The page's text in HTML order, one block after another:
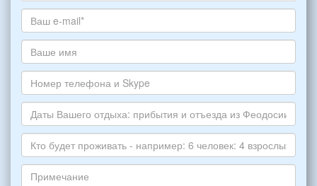
Какое
жилье
хотите
снять,
укажите
пожалуйста
НОМЕР
варианта:
*
Ваш
адрес
электронной
почты
*
Ваше
имя
Номер
телефона
и
Skype
Даты
Вашего
отдыха:
прибытия
Кто
будет